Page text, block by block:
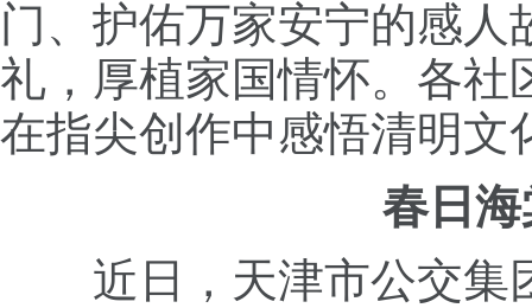
门、护佑万家安宁的感
礼，厚植家国情怀。各社
在指尖创作中感悟清明文
春日
近日，天津市公交集